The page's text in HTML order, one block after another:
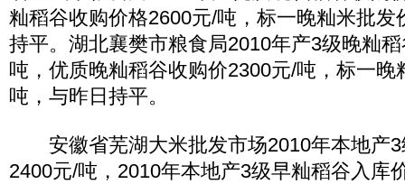
籼稻谷收购价格2600元/吨，标一晚籼米批发
持平。湖北襄樊市粮食局2010年产3级晚籼
吨，优质晚籼稻谷收购价2300元/吨，标一晚
吨，与昨日持平。
安徽省芜湖大米批发市场2010年本地产3
2400元/吨，2010年本地产3级早籼稻谷入库